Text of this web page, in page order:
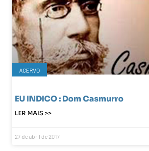
ACERVO
EU INDICO : Dom Casmurro
LER MAIS >>
27 de abril de 2017